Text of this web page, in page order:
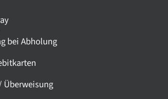
bei Abholung
Überweisung